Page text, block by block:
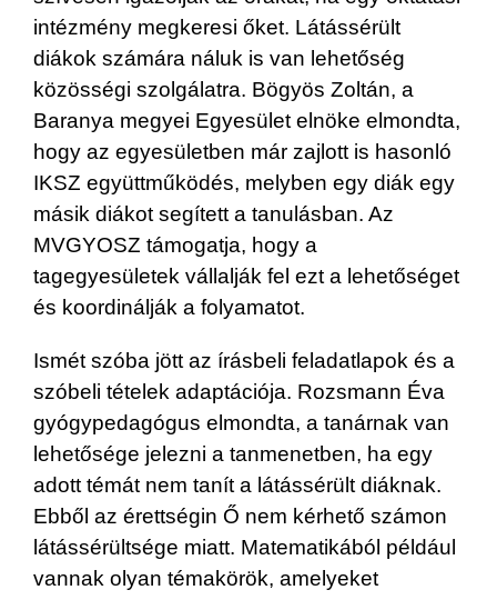
intézmény megkeresi őket. Látássérült
diákok számára náluk is van lehetőség
közösségi szolgálatra. Bögyös Zoltán, a
Baranya megyei Egyesület elnöke elmondta,
hogy az egyesületben már zajlott is hasonló
IKSZ együttműködés, melyben egy diák egy
másik diákot segített a tanulásban. Az
MVGYOSZ támogatja, hogy a
tagegyesületek vállalják fel ezt a lehetőséget
és koordinálják a folyamatot.
Ismét szóba jött az írásbeli feladatlapok és a
szóbeli tételek adaptációja. Rozsmann Éva
gyógypedagógus elmondta, a tanárnak van
lehetősége jelezni a tanmenetben, ha egy
adott témát nem tanít a látássérült diáknak.
Ebből az érettségin Ő nem kérhető számon
látássérültsége miatt. Matematikából például
vannak olyan témakörök, amelyeket